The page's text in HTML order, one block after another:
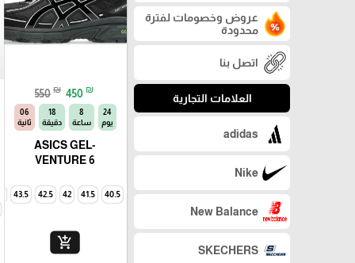
عروض وخصومات لفترة
محدودة
اتصل بنا
العلامات التجارية
adidas
Nike
New Balance
SKECHERS
550 ₪ 450 ₪
24
يوم
8
ساعة
18
دقيقة
04
ثانية
ASICS GEL-
VENTURE 6
40.5
41.5
42
42.5
43.5
add_shopping_cart